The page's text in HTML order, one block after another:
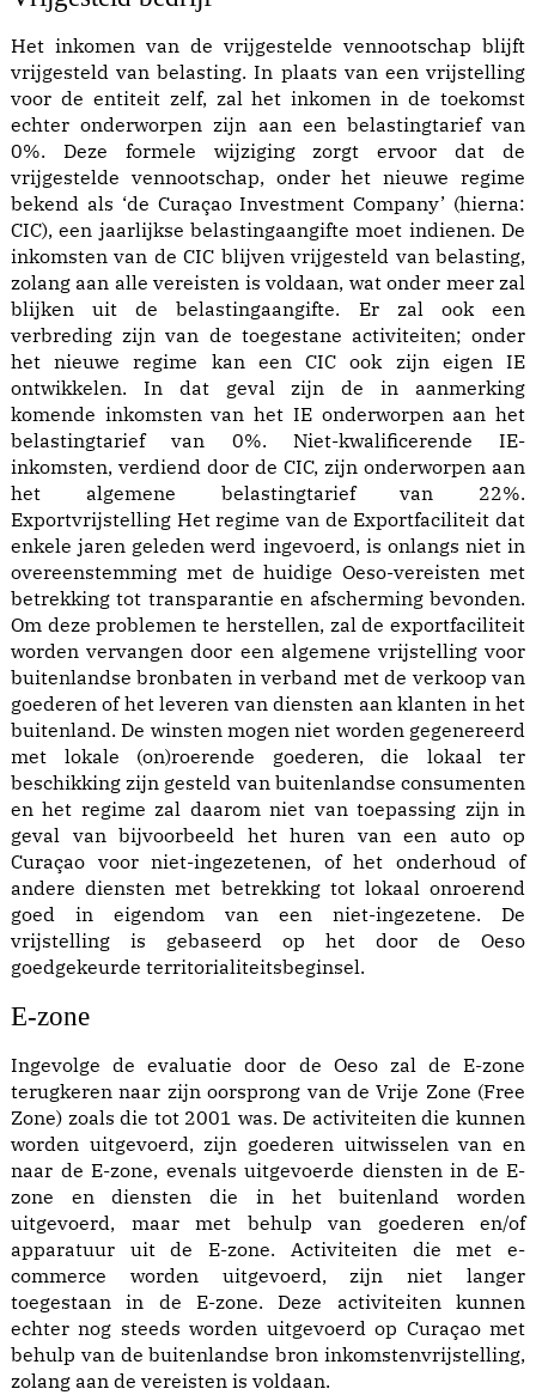
Het inkomen van de vrijgestelde vennootschap blijft
vrijgesteld van belasting. In plaats van een vrijstelling
voor de entiteit zelf, zal het inkomen in de toekomst
echter onderworpen zijn aan een belastingtarief van
0%. Deze formele wijziging zorgt ervoor dat de
vrijgestelde vennootschap, onder het nieuwe regime
bekend als ‘de Curaçao Investment Company’ (hierna:
CIC), een jaarlijkse belastingaangifte moet indienen. De
inkomsten van de CIC blijven vrijgesteld van belasting,
zolang aan alle vereisten is voldaan, wat onder meer zal
blijken uit de belastingaangifte. Er zal ook een
verbreding zijn van de toegestane activiteiten; onder
het nieuwe regime kan een CIC ook zijn eigen IE
ontwikkelen. In dat geval zijn de in aanmerking
komende inkomsten van het IE onderworpen aan het
belastingtarief van 0%. Niet-kwalificerende IE-
inkomsten, verdiend door de CIC, zijn onderworpen aan
het algemene belastingtarief van 22%.
Exportvrijstelling Het regime van de Exportfaciliteit dat
enkele jaren geleden werd ingevoerd, is onlangs niet in
overeenstemming met de huidige Oeso-vereisten met
betrekking tot transparantie en afscherming bevonden.
Om deze problemen te herstellen, zal de exportfaciliteit
worden vervangen door een algemene vrijstelling voor
buitenlandse bronbaten in verband met de verkoop van
goederen of het leveren van diensten aan klanten in het
buitenland. De winsten mogen niet worden gegenereerd
met lokale (on)roerende goederen, die lokaal ter
beschikking zijn gesteld van buitenlandse consumenten
en het regime zal daarom niet van toepassing zijn in
geval van bijvoorbeeld het huren van een auto op
Curaçao voor niet-ingezetenen, of het onderhoud of
andere diensten met betrekking tot lokaal onroerend
goed in eigendom van een niet-ingezetene. De
vrijstelling is gebaseerd op het door de Oeso
goedgekeurde territorialiteitsbeginsel.
E-zone
Ingevolge de evaluatie door de Oeso zal de E-zone
terugkeren naar zijn oorsprong van de Vrije Zone (Free
Zone) zoals die tot 2001 was. De activiteiten die kunnen
worden uitgevoerd, zijn goederen uitwisselen van en
naar de E-zone, evenals uitgevoerde diensten in de E-
zone en diensten die in het buitenland worden
uitgevoerd, maar met behulp van goederen en/of
apparatuur uit de E-zone. Activiteiten die met e-
commerce worden uitgevoerd, zijn niet langer
toegestaan in de E-zone. Deze activiteiten kunnen
echter nog steeds worden uitgevoerd op Curaçao met
behulp van de buitenlandse bron inkomstenvrijstelling,
zolang aan de vereisten is voldaan.